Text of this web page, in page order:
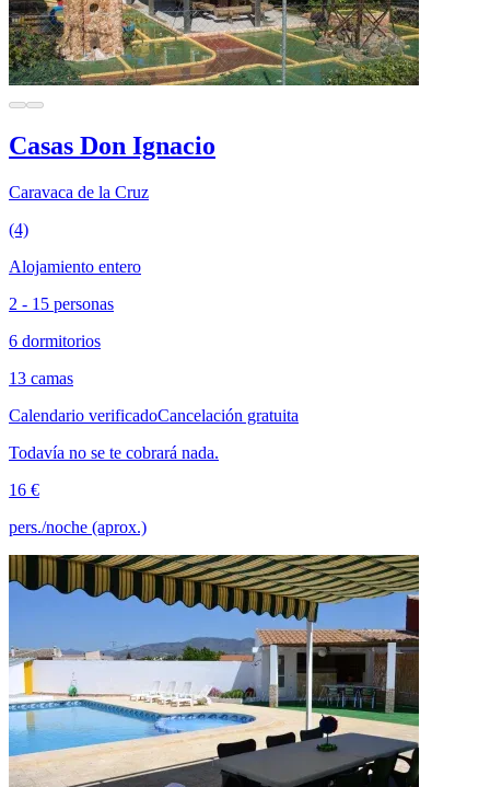
Casas Don Ignacio
Caravaca de la Cruz
(4)
Alojamiento entero
2 - 15 personas
6 dormitorios
13 camas
Calendario verificadoCancelación gratuita
Todavía no se te cobrará nada.
16 €
pers./noche (aprox.)